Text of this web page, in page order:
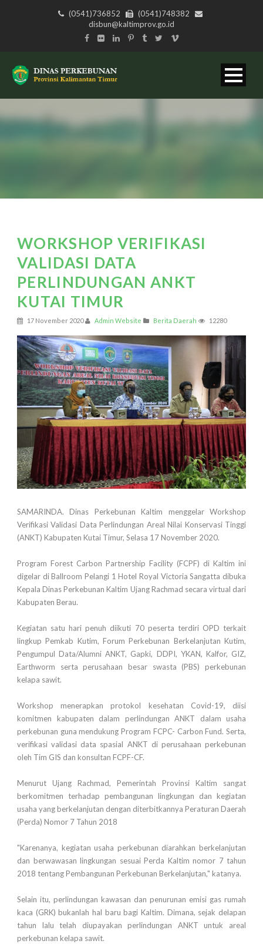
(0541)736852
(0541)748382
disbun@kaltimprov.go.id
WORKSHOP VERIFIKASI
VALIDASI DATA
PERLINDUNGAN ANKT
KUTAI TIMUR
17 November 2020 Admin Website Berita Daerah 12280
SAMARINDA. Dinas Perkebunan Kaltim menggelar Workshop
Verifikasi Validasi Data Perlindungan Areal Nilai Konservasi Tinggi
(ANKT) Kabupaten Kutai Timur, Selasa 17 November 2020.
Program Forest Carbon Partnership Facility (FCPF) di Kaltim ini
digelar di Ballroom Pelangi 1 Hotel Royal Victoria Sangatta dibuka
Kepala Dinas Perkebunan Kaltim Ujang Rachmad secara virtual dari
Kabupaten Berau.
Kegiatan satu hari penuh diikuti 70 peserta terdiri OPD terkait
lingkup Pemkab Kutim, Forum Perkebunan Berkelanjutan Kutim,
Pengumpul Data/Alumni ANKT, Gapki, DDPI, YKAN, Kalfor, GIZ,
Earthworm serta perusahaan besar swasta (PBS) perkebunan
kelapa sawit.
Workshop menerapkan protokol kesehatan Covid-19, diisi
komitmen kabupaten dalam perlindungan ANKT dalam usaha
perkebunan guna mendukung Program FCPC- Carbon Fund. Serta,
verifikasi validasi data spasial ANKT di perusahaan perkebunan
oleh Tim GIS dan konsultan FCPF-CF.
Menurut Ujang Rachmad, Pemerintah Provinsi Kaltim sangat
berkomitmen terhadap pembangunan lingkungan dan kegiatan
usaha yang berkelanjutan dengan diterbitkannya Peraturan Daerah
(Perda) Nomor 7 Tahun 2018
"Karenanya, kegiatan usaha perkebunan diarahkan berkelanjutan
dan berwawasan lingkungan sesuai Perda Kaltim nomor 7 tahun
2018 tentang Pembangunan Perkebunan Berkelanjutan," katanya.
Selain itu, perlindungan kawasan dan penurunan emisi gas rumah
kaca (GRK) bukanlah hal baru bagi Kaltim. Dimana, sejak delapan
tahun lalu telah diupayakan perlindungan ANKT untuk areal
perkebunan kelapa sawit.